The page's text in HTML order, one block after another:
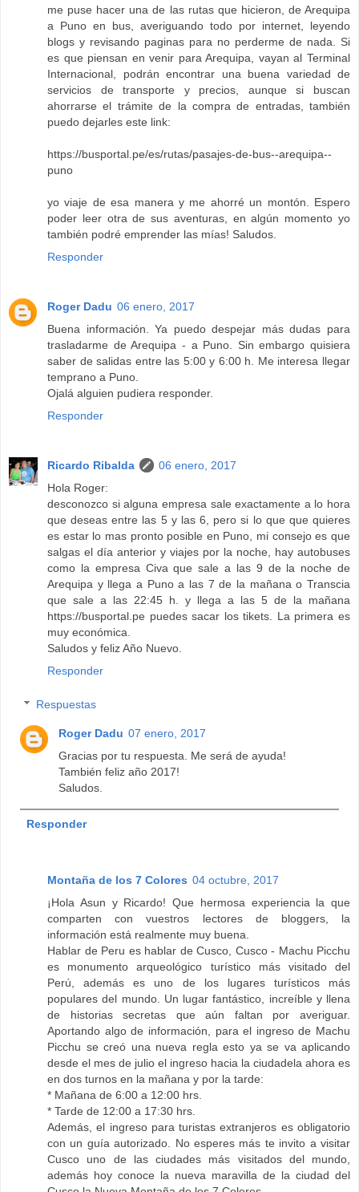
me puse hacer una de las rutas que hicieron, de Arequipa
a Puno en bus, averiguando todo por internet, leyendo
blogs y revisando paginas para no perderme de nada. Si
es que piensan en venir para Arequipa, vayan al Terminal
Internacional, podrán encontrar una buena variedad de
servicios de transporte y precios, aunque si buscan
ahorrarse el trámite de la compra de entradas, también
puedo dejarles este link:
https://busportal.pe/es/rutas/pasajes-de-bus--arequipa--
puno
yo viaje de esa manera y me ahorré un montón. Espero
poder leer otra de sus aventuras, en algún momento yo
también podré emprender las mías! Saludos.
Responder
Roger Dadu 06 enero, 2017
Buena información. Ya puedo despejar más dudas para
trasladarme de Arequipa - a Puno. Sin embargo quisiera
saber de salidas entre las 5:00 y 6:00 h. Me interesa llegar
temprano a Puno.
Ojalá alguien pudiera responder.
Responder
Ricardo Ribalda
06 enero, 2017
Hola Roger:
desconozco si alguna empresa sale exactamente a lo hora
que deseas entre las 5 y las 6, pero si lo que que quieres
es estar lo mas pronto posible en Puno, mi consejo es que
salgas el día anterior y viajes por la noche, hay autobuses
como la empresa Civa que sale a las 9 de la noche de
Arequipa y llega a Puno a las 7 de la mañana o Transcia
que sale a las 22:45 h. y llega a las 5 de la mañana
https://busportal.pe puedes sacar los tikets. La primera es
muy económica.
Saludos y feliz Año Nuevo.
Responder
Respuestas
Roger Dadu 07 enero, 2017
Gracias por tu respuesta. Me será de ayuda!
También feliz año 2017!
Saludos.
Responder
Montaña de los 7 Colores 04 octubre, 2017
¡Hola Asun y Ricardo! Que hermosa experiencia la que
comparten con vuestros lectores de bloggers, la
información está realmente muy buena.
Hablar de Peru es hablar de Cusco, Cusco - Machu Picchu‬
es monumento arqueológico turístico más visitado del
Perú, además es uno de los lugares turísticos más
populares del mundo. Un lugar fantástico, increíble y llena
de historias secretas que aún faltan por averiguar.
Aportando algo de información, para el ingreso de Machu
Picchu se creó una nueva regla esto ya se va aplicando
desde el mes de julio el ingreso hacia la ciudadela ahora es
en dos turnos en la mañana y por la tarde:
* Mañana de 6:00 a 12:00 hrs.
* Tarde de 12:00 a 17:30 hrs.
Además, el ingreso para turistas extranjeros es obligatorio
con un guía autorizado. No esperes más te invito a visitar
Cusco uno de las ciudades más visitados del mundo,
además hoy conoce la nueva maravilla de la ciudad del